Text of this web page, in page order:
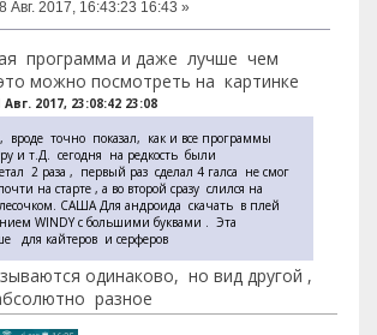
Авг. 2017, 16:43:23 16:43 »
программа и даже лучше чем
можно посмотреть на картинке
2017, 23:08:42 23:08
вроде точно показал, как и все программы
и т.Д. сегодня на редкость были
2 раза , первый раз сделал 4 галса не смог
на старте , а во второй сразу слился на
САША Для андроида скачать в плей
WINDY с большими буквами . Эта
для кайтеров и серферов
одинаково, но вид другой ,
разное